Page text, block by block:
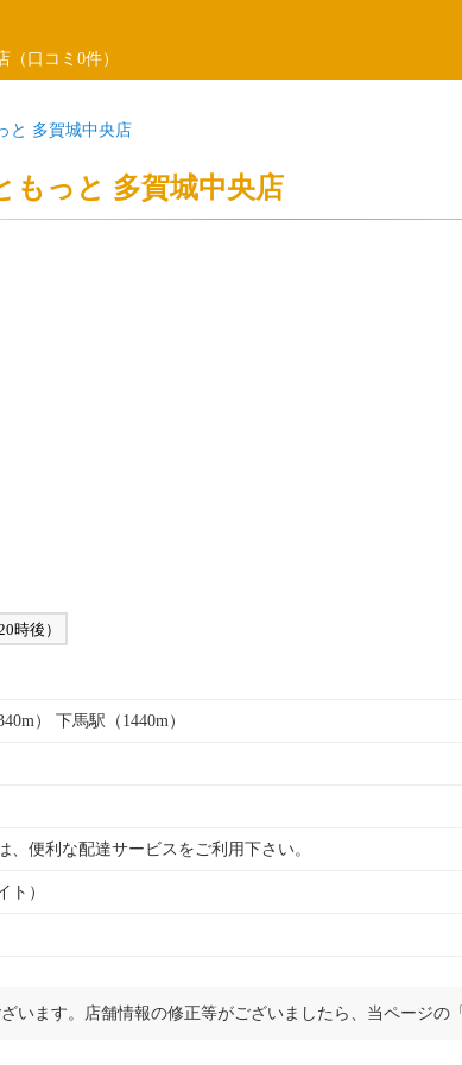
口コミ0件）
と 多賀城中央店
もっと 多賀城中央店
時後）
） 下馬駅（1440m）
便利な配達サービスをご利用下さい。
ト）
います。店舗情報の修正等がございましたら、当ページの「